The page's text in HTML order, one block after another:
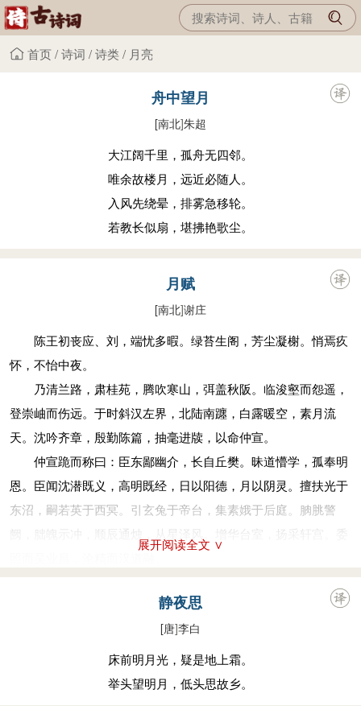
首页/诗词 /诗类/ 月亮
舟中望月
[南北]朱超
大江阔千里，孤舟无四邻。
唯余故楼月，远近必随人。
入风先绕晕，排雾急移轮。
若教长似扇，堪拂艳歌尘。
月赋
[南北]谢庄
陈王初丧应、刘，端忧多暇。绿苔生阁，芳尘凝榭。悄焉疚
怀，不怡中夜。
乃清兰路，肃桂苑，腾吹寒山，弭盖秋阪。临浚壑而怨遥，
登崇岫而伤远。于时斜汉左界，北陆南躔，白露暖空，素月流
天。沈吟齐章，殷勤陈篇，抽毫进牍，以命仲宣。
仲宣跪而称曰：臣东鄙幽介，长自丘樊。昧道懵学，孤奉明
恩。臣闻沈潜既义，高明既经，日以阳德，月以阴灵。擅扶光于
东沼，嗣若英于西冥。引玄兔于帝台，集素娥于后庭。朒脁警
阙，朏魄示冲，顺辰通烛，从星泽风。增华台室，扬采轩宫。委
山椒，雁流哀于江濑。升清质之悠悠，降澄辉之蔼蔼。列宿掩
缛，长河韬映，柔祇雪凝，圆灵水镜。连观霜缟，周除冰净。君
王乃厌晨欢，乐宵宴，收妙舞，弛清县。去烛房，即月殿，芳酒
展开阅读全文 ∨
静夜思
[唐]李白
床前明月光，疑是地上霜。
举头望明月，低头思故乡。